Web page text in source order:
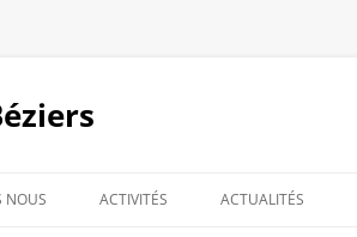
NOUS ACTIVITÉS ACTUALITÉS